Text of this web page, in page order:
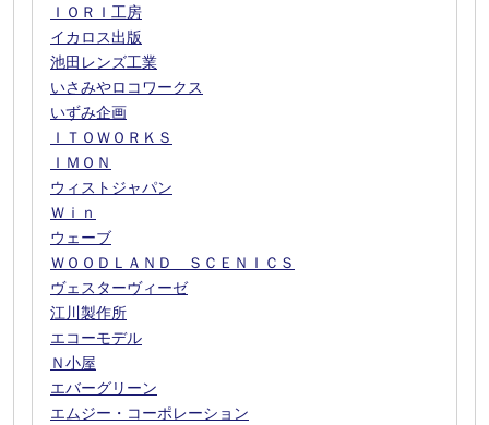
ＩＯＲＩ工房
イカロス出版
池田レンズ工業
いさみやロコワークス
いずみ企画
ＩＴＯＷＯＲＫＳ
ＩＭＯＮ
ウィストジャパン
Ｗｉｎ
ウェーブ
ＷＯＯＤＬＡＮＤ ＳＣＥＮＩＣＳ
ヴェスターヴィーゼ
江川製作所
エコーモデル
Ｎ小屋
エバーグリーン
エムジー・コーポレーション